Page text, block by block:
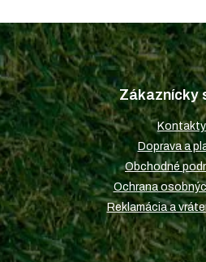
Z
á
p
ä
t
i
e
Zákaznícky
Kontakty
Doprava a
Obchodné
Ochrana
Reklamácia a